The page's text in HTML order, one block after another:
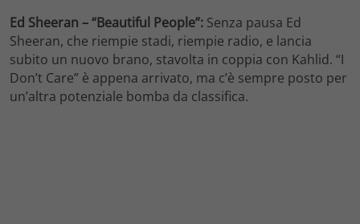
Ed Sheeran – “Beautiful People”: Senza pausa Ed
Sheeran, che riempie stadi, riempie radio, e lancia
subito un nuovo brano, stavolta in coppia con Kahlid. “I
Don’t Care” è appena arrivato, ma c’è sempre posto per
un’altra potenziale bomba da classifica.